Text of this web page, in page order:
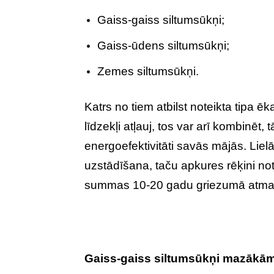
Gaiss-gaiss siltumsūkņi;
Gaiss-ūdens siltumsūkņi;
Zemes siltumsūkņi.
Katrs no tiem atbilst noteikta tipa
līdzekļi atļauj, tos var arī kombinēt,
energoefektivitāti savās mājās.
uzstādīšana, taču apkures rēķini
summas 10-20 gadu griezumā
Gaiss-gaiss siltumsūkņi